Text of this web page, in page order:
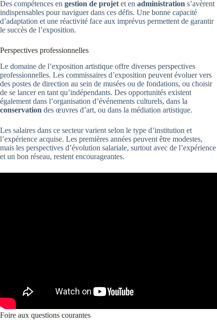
Des compétences en gestion de projet et en administration s’avèrent
indispensables pour naviguer dans ces défis. Une bonne capacité
d’adaptation et une réactivité face aux imprévus permettent de garantir
le succès de l’exposition.
Perspectives professionnelles
Le domaine de l’exposition artistique offre diverses perspectives
professionnelles. Les commissaires d’exposition peuvent évoluer vers
des postes de direction au sein de musées ou de fondations, ou choisir
de se lancer en tant qu’indépendants. Des opportunités existent
également dans l’organisation d’événements culturels, dans la
conservation des œuvres d’art, ou dans la médiation artistique.
Les salaires dans ce secteur varient selon le type d’institution et
l’expérience acquise. Les premières années peuvent être modestes,
mais les perspectives d’évolution salariale, surtout avec de l’expérience
et un bon réseau, restent encourageantes.
Foire aux questions courantes